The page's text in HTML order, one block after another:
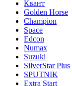
Квант
Golden Horse
Champion
Space
Edcon
Numax
Suzuki
SilverStar Plus
SPUTNIK
Extra Start